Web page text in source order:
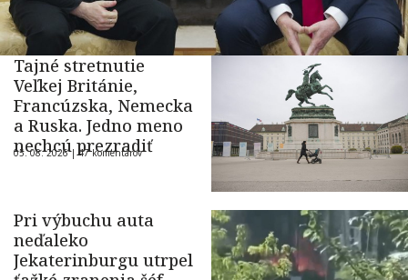
Tajné stretnutie
Veľkej Británie,
Francúzska, Nemecka
a Ruska. Jedno meno
nechcú prezradiť
05. 08. 2026 |47 komentárov
Pri výbuchu auta
neďaleko
Jekaterinburgu utrpel